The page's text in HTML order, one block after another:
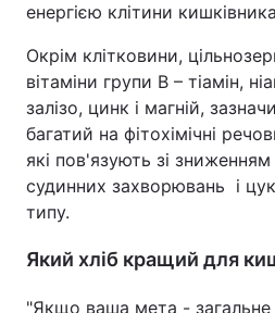
енергією клітини
Окрім клітковини,
вітаміни групи B – тіамін,
залізо, цинк і магній,
багатий на фітохімічні
які пов'язують зі
судинних захворювань і
типу.
Який хліб кращий для
"Якщо ваша мета - загальне